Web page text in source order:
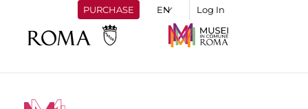
PURCHASE Log In